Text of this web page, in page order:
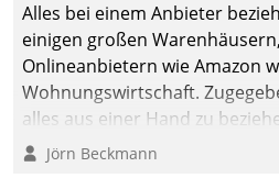
Alles bei einem Anbieter
einigen großen
Onlineanbietern wie Amazon
Wohnungswirtschaft.
alles aus einer Hand zu
Jörn Beckmann